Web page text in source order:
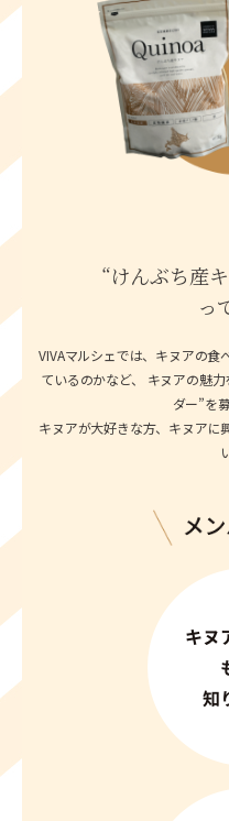
“けんぶち産
っ
VIVAマルシェでは、キヌアの
ているのかなど、
キヌアの魅
ダー”を
キヌアが大好きな方、キヌアに